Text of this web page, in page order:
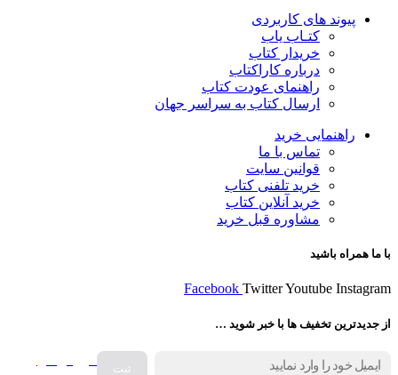
پیوند های کاربردی
کتـاب یاب
خریدار کتاب
درباره کاراکتاب
راهنمای عودت کتاب
ارسال کتاب به سراسر جهان
راهنمایی خرید
تماس با ما
قوانین سایت
خرید تلفنی کتاب
خرید آنلاین کتاب
مشاوره قبل خرید
با ما همراه باشید
Facebook TwitterYoutube Instagram
از جدیدترین تخفیف ها با خبر شوید …
فروش انواع